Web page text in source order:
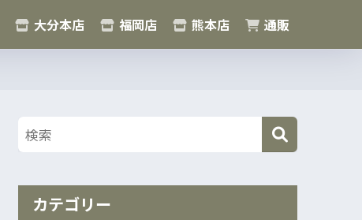
大分本店 福岡店 熊本店 通販
カテゴリー